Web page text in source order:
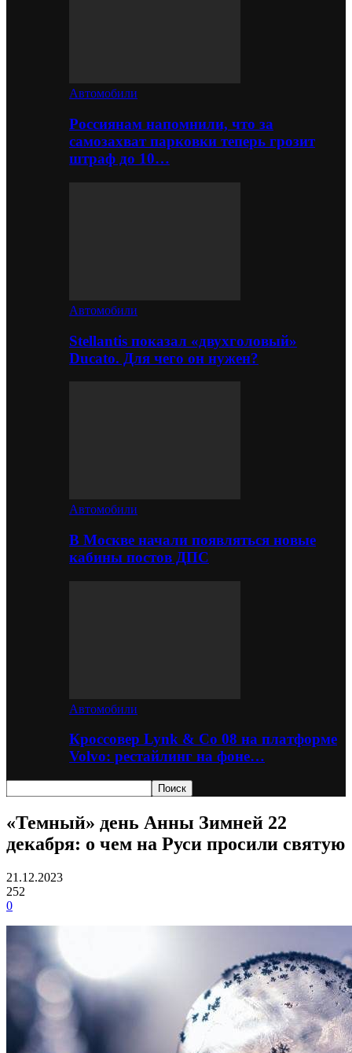
Автомобили
Россиянам напомнили, что за
самозахват парковки теперь грозит
штраф до 10…
Автомобили
Stellantis показал «двухголовый»
Ducato. Для чего он нужен?
Автомобили
В Москве начали появляться новые
кабины постов ДПС
Автомобили
Кроссовер Lynk & Co 08 на платформе
Volvo: рестайлинг на фоне…
«Темный» день Анны Зимней 22
декабря: о чем на Руси просили святую
21.12.2023
252
0